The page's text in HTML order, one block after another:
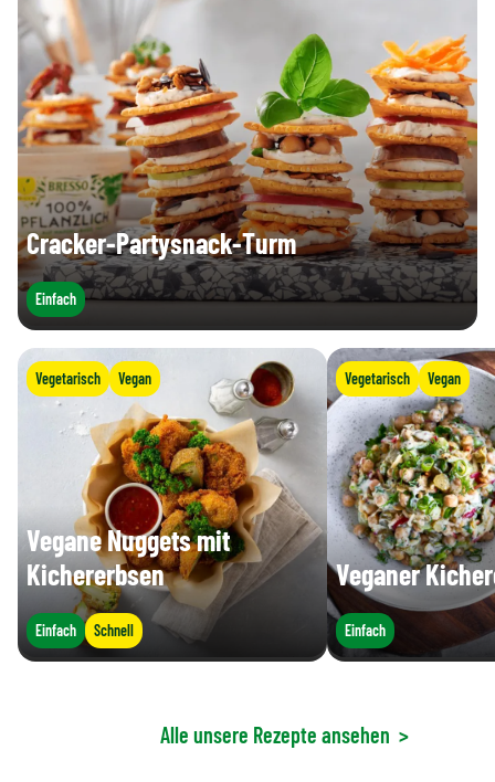
Cracker-Partysnack-Turm
Einfach
Vegetarisch Vegan
Vegane Nuggets mit
Kichererbsen
Einfach Schnell
Vegetarisch Vegan
Veganer
Einfach
Alle unsere Rezepte ansehen >